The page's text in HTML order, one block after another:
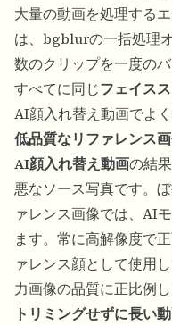
大量の動画を処理する
は、bgblurの一括処理
数のクリップを一度の
すべてに同じフェイス
AI顔入れ替え動画でよ
低品質なリファレンス
AI顔入れ替え動画の結
悪なソース写真です。
ァレンス画像では、AI
ます。常に高解像度で
ァレンス顔として使用
力画像の品質に正比例し
トリミングせずに長い